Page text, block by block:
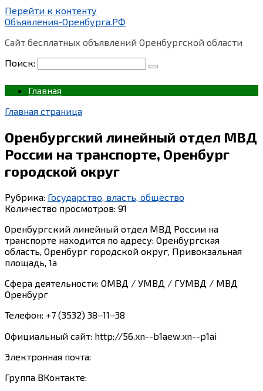
Перейти к контенту
Объявления-Оренбурга.РФ
Сайт бесплатных объявлений Оренбургской области
Поиск:
Главная
Главная страница
Оренбургский линейный отдел МВД
России на транспорте, Оренбург
городской округ
Рубрика: Государство, власть, общество
Количество просмотров: 91
Оренбургский линейный отдел МВД России на
транспорте находится по адресу: Оренбургская
область, Оренбург городской округ, Привокзальная
площадь, 1а
Сфера деятельности: ОМВД / УМВД / ГУМВД / МВД
Оренбург
Телефон: +7 (3532) 38‒11‒38
Официальный сайт: http://56.xn--b1aew.xn--p1ai
Электронная почта:
Группа ВКонтакте: